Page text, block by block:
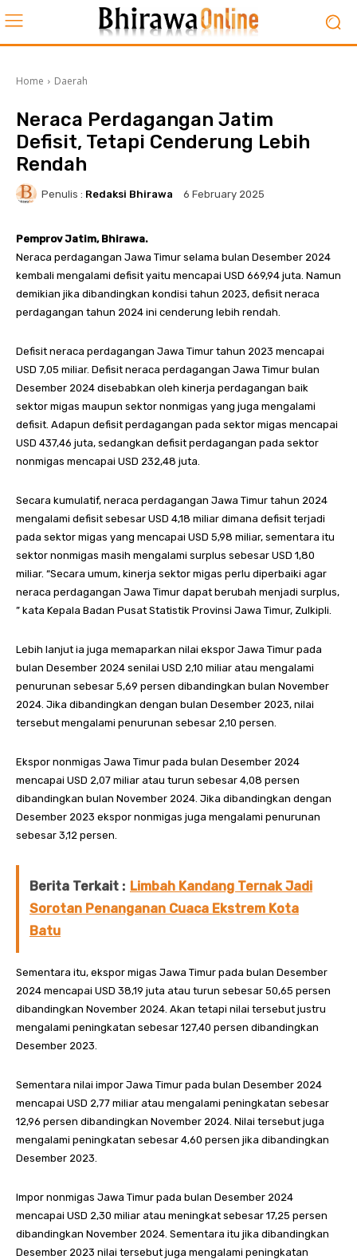
Home Daerah
Neraca Perdagangan Jatim
Defisit, Tetapi Cenderung Lebih
Rendah
Penulis : Redaksi Bhirawa 6 February 2025
Pemprov Jatim, Bhirawa.
Neraca perdagangan Jawa Timur selama bulan Desember 2024
kembali mengalami defisit yaitu mencapai USD 669,94 juta. Namun
demikian jika dibandingkan kondisi tahun 2023, defisit neraca
perdagangan tahun 2024 ini cenderung lebih rendah.
Defisit neraca perdagangan Jawa Timur tahun 2023 mencapai
USD 7,05 miliar. Defisit neraca perdagangan Jawa Timur bulan
Desember 2024 disebabkan oleh kinerja perdagangan baik
sektor migas maupun sektor nonmigas yang juga mengalami
defisit. Adapun defisit perdagangan pada sektor migas mencapai
USD 437,46 juta, sedangkan defisit perdagangan pada sektor
nonmigas mencapai USD 232,48 juta.
Secara kumulatif, neraca perdagangan Jawa Timur tahun 2024
mengalami defisit sebesar USD 4,18 miliar dimana defisit terjadi
pada sektor migas yang mencapai USD 5,98 miliar, sementara itu
sektor nonmigas masih mengalami surplus sebesar USD 1,80
miliar. “Secara umum, kinerja sektor migas perlu diperbaiki agar
neraca perdagangan Jawa Timur dapat berubah menjadi surplus,
” kata Kepala Badan Pusat Statistik Provinsi Jawa Timur, Zulkipli.
Lebih lanjut ia juga memaparkan nilai ekspor Jawa Timur pada
bulan Desember 2024 senilai USD 2,10 miliar atau mengalami
penurunan sebesar 5,69 persen dibandingkan bulan November
2024. Jika dibandingkan dengan bulan Desember 2023, nilai
tersebut mengalami penurunan sebesar 2,10 persen.
Ekspor nonmigas Jawa Timur pada bulan Desember 2024
mencapai USD 2,07 miliar atau turun sebesar 4,08 persen
dibandingkan bulan November 2024. Jika dibandingkan dengan
Desember 2023 ekspor nonmigas juga mengalami penurunan
sebesar 3,12 persen.
Berita Terkait : Limbah Kandang Ternak Jadi
Sorotan Penanganan Cuaca Ekstrem Kota
Batu
Sementara itu, ekspor migas Jawa Timur pada bulan Desember
2024 mencapai USD 38,19 juta atau turun sebesar 50,65 persen
dibandingkan November 2024. Akan tetapi nilai tersebut justru
mengalami peningkatan sebesar 127,40 persen dibandingkan
Desember 2023.
Sementara nilai impor Jawa Timur pada bulan Desember 2024
mencapai USD 2,77 miliar atau mengalami peningkatan sebesar
12,96 persen dibandingkan November 2024. Nilai tersebut juga
mengalami peningkatan sebesar 4,60 persen jika dibandingkan
Desember 2023.
Impor nonmigas Jawa Timur pada bulan Desember 2024
mencapai USD 2,30 miliar atau meningkat sebesar 17,25 persen
dibandingkan November 2024. Sementara itu jika dibandingkan
Desember 2023 nilai tersebut juga mengalami peningkatan